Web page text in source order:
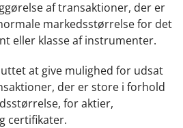
af transaktioner, der er
markedsstørrelse for det
eller klasse af instrumenter.
at give mulighed for udsat
der er store i forhold
for aktier,
certifikater.